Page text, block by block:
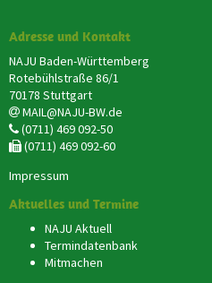
Adresse und Kontakt
NAJU Baden-Württemberg
Rotebühlstraße 86/1
70178 Stuttgart
MAIL@NAJU-BW.de
(0711) 469 092-50
(0711) 469 092-60
Impressum
Aktuelles und Termine
NAJU Aktuell
Termindatenbank
Mitmachen